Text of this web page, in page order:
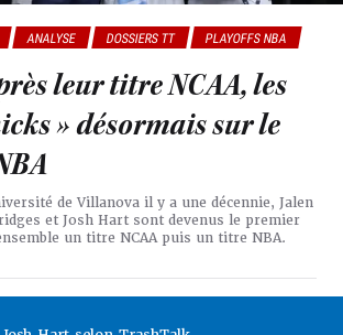
ANALYSE DOSSIERS TT PLAYOFFS NBA
leur titre NCAA, les
» désormais sur le
de Villanova il y a une décennie, Jalen
et Josh Hart sont devenus le premier
un titre NCAA puis un titre NBA.